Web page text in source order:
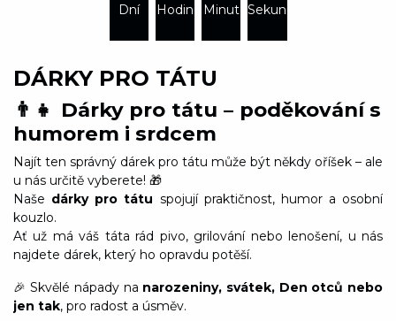
Dní
Hodin
Minut Sekund
DÁRKY PRO TÁTU
👨‍👧 Dárky pro tátu – poděkování s
humorem i srdcem
Najít ten správný dárek pro tátu může být někdy oříšek – ale
u nás určitě vyberete! 🎁
Naše dárky pro tátu spojují praktičnost, humor a osobní
kouzlo.
Ať už má váš táta rád pivo, grilování nebo lenošení, u nás
najdete dárek, který ho opravdu potěší.
🎉 Skvělé nápady na narozeniny, svátek, Den otců nebo
jen tak, pro radost a úsměv.
Pumpa na pivo
Sada na víno PROFI 7 ks
Není skladem
1 077,87 Kč
Dřevěné křeslo s lahví a
štamprlemi – vlastní číslo
podle přání
Skladem